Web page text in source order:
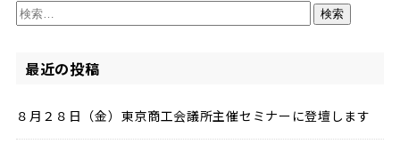
検
索:
最近の投稿
８月２８日（金）東京商工会議所主催セミナーに登壇します